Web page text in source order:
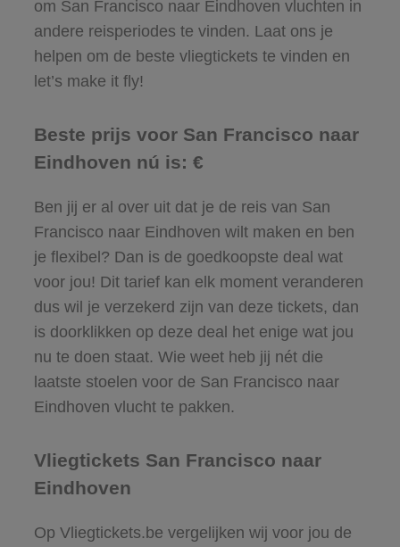
om San Francisco naar Eindhoven vluchten in
andere reisperiodes te vinden. Laat ons je
helpen om de beste vliegtickets te vinden en
let’s make it fly!
Beste prijs voor San Francisco naar
Eindhoven nú is: €
Ben jij er al over uit dat je de reis van San
Francisco naar Eindhoven wilt maken en ben
je flexibel? Dan is de goedkoopste deal wat
voor jou! Dit tarief kan elk moment veranderen
dus wil je verzekerd zijn van deze tickets, dan
is doorklikken op deze deal het enige wat jou
nu te doen staat. Wie weet heb jij nét die
laatste stoelen voor de San Francisco naar
Eindhoven vlucht te pakken.
Vliegtickets San Francisco naar
Eindhoven
Op Vliegtickets.be vergelijken wij voor jou de